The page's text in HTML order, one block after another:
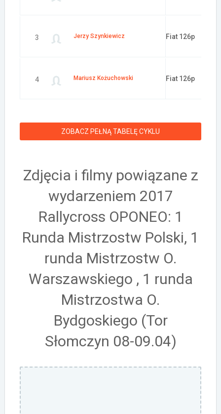
3 Jerzy Szynkiewicz Fiat 126p
4 Mariusz Kożuchowski Fiat 126p
ZOBACZ PEŁNĄ TABELĘ CYKLU
Zdjęcia i filmy powiązane z
wydarzeniem 2017
Rallycross OPONEO: 1
Runda Mistrzostw Polski, 1
runda Mistrzostw O.
Warszawskiego , 1 runda
Mistrzostwa O.
Bydgoskiego (Tor
Słomczyn 08-09.04)